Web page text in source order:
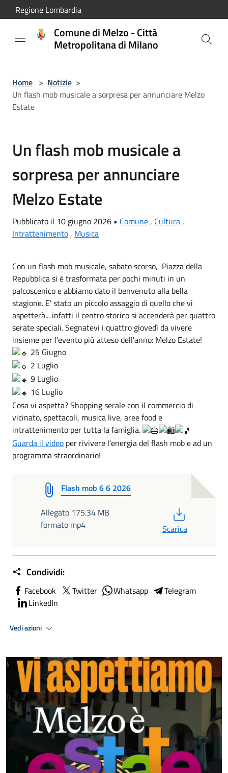
Salta al contenuto principale
Regione Lombardia
Comune di Melzo - Città
Metropolitana di Milano
Home > Notizie >
Un flash mob musicale a sorpresa per annunciare Melzo
Estate
Un flash mob musicale a
sorpresa per annunciare
Melzo Estate
Pubblicato il 10 giugno 2026 • Comune, Cultura,
Intrattenimento, Musica
Con un flash mob musicale, sabato scorso, Piazza della
Repubblica si è trasformata per pochi minuti in un
palcoscenico e abbiamo dato il benvenuto alla bella
stagione. E' stato un piccolo assaggio di quello che vi
aspetterà... infatti il centro storico si accenderà per quattro
serate speciali. Segnatevi i quattro giovedì da vivere
insieme per l'evento più atteso dell'anno: Melzo Estate!
25 Giugno
2 Luglio
9 Luglio
16 Luglio
Cosa vi aspetta? Shopping serale con il commercio di
vicinato, spettacoli, musica live, aree food e
intrattenimento per tutta la famiglia.
Guarda il video per rivivere l'energia del flash mob e ad un
programma straordinario!
Flash mob 6 6 2026
Allegato 175.34 MB
formato mp4
Scarica
Condividi:
Facebook Twitter Whatsapp
Telegram
LinkedIn
Vedi azioni